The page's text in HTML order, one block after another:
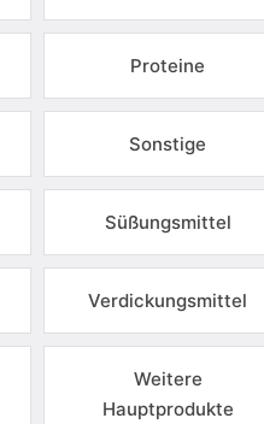
Proteine
Sonstige
Süßungsmittel
Verdickungsmittel
Weitere
Hauptprodukte